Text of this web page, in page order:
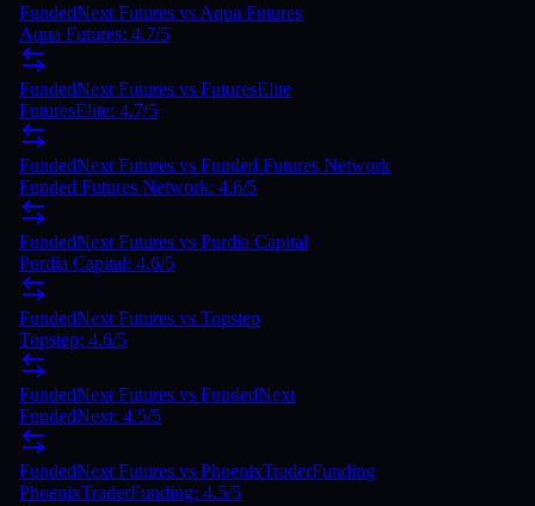
FundedNext Futures vs Aqua Futures
Aqua Futures: 4.7/5
FundedNext Futures vs FuturesElite
FuturesElite: 4.7/5
FundedNext Futures vs Funded Futures Network
Funded Futures Network: 4.6/5
FundedNext Futures vs Purdia Capital
Purdia Capital: 4.6/5
FundedNext Futures vs Topstep
Topstep: 4.6/5
FundedNext Futures vs FundedNext
FundedNext: 4.5/5
FundedNext Futures vs PhoenixTraderFunding
PhoenixTraderFunding: 4.5/5